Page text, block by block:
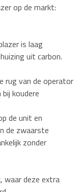
op de markt:
is laag
uit carbon.
rug van de operator
koudere
de unit en
de zwaarste
zonder
waar deze extra